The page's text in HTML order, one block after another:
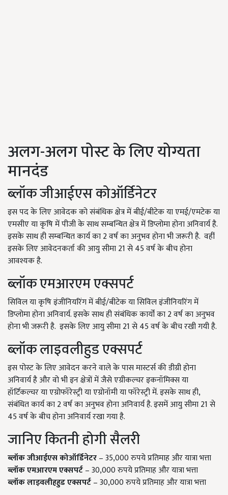
अलग-अलग पोस्ट के लिए योग्यता
मानदंड
ब्लॉक जीआईएस कोऑर्डिनेटर
इस पद के लिए आवेदक को संबंधिक क्षेत्र में बीई/बीटेक या एमई/एमटेक या
एमसीए या कृषि में पीजी के साथ सम्बन्धित क्षेत्र में डिप्लोमा होना अनिवार्य है.
इसके साथ ही सम्बन्धित कार्य का 2 वर्ष का अनुभव होना भी जरूरी है. वहीं
इसके लिए आवेदनकर्ता की आयु सीमा 21 से 45 वर्ष के बीच होना
आवश्यक है.
ब्लॉक एमआरएम एक्सपर्ट
सिविल या कृषि इंजीनियरिंग में बीई/बीटेक या सिविल इंजीनियरिंग में
डिप्लोमा होना अनिवार्य. इसके साथ ही संबंधिक कार्यों का 2 वर्ष का अनुभव
होना भी जरूरी है. इसके लिए आयु सीमा 21 से 45 वर्ष के बीच रखी गयी है.
ब्लॉक लाइवलीहुड एक्सपर्ट
इस पोस्ट के लिए आवेदन करने वाले के पास मास्टर्स की डीग्री होना
अनिवार्य है और वो भी इन क्षेत्रों में जैसे एग्रीकल्चर इकनॉमिक्स या
हॉर्टिकल्चर या एग्रोफॉरेस्ट्री या एग्रोनॉमी या फॉरेस्ट्री में. इसके साथ ही,
संबंधित कार्य का 2 वर्ष का अनुभव होना अनिवार्य है. इसमें आयु सीमा 21 से
45 वर्ष के बीच होना अनिवार्य रखा गया है.
जानिए कितनी होगी सैलरी
ब्लॉक जीआईएस कोऑर्डिनेटर– 35,000 रुपये प्रतिमाह और यात्रा भत्ता
ब्लॉक एमआरएम एक्सपर्ट– 30,000 रुपये प्रतिमाह और यात्रा भत्ता
ब्लॉक लाइवलीहहुड एक्सपर्ट– 30,000 रुपये प्रतिमाह और यात्रा भत्ता